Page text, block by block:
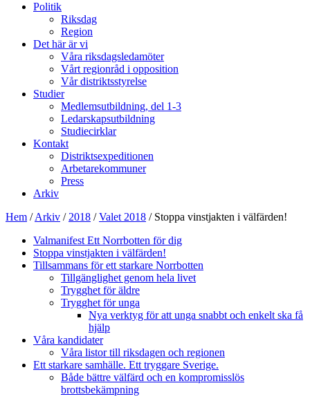
Politik
Riksdag
Region
Det här är vi
Våra riksdagsledamöter
Vårt regionråd i opposition
Vår distriktsstyrelse
Studier
Medlemsutbildning, del 1-3
Ledarskapsutbildning
Studiecirklar
Kontakt
Distriktsexpeditionen
Arbetarekommuner
Press
Arkiv
Hem /Arkiv / 2018 /Valet 2018 / Stoppa vinstjakten i välfärden!
Valmanifest Ett Norrbotten för dig
Stoppa vinstjakten i välfärden!
Tillsammans för ett starkare Norrbotten
Tillgänglighet genom hela livet
Trygghet för äldre
Trygghet för unga
Nya verktyg för att unga snabbt och enkelt ska få
hjälp
Våra kandidater
Våra listor till riksdagen och regionen
Ett starkare samhälle. Ett tryggare Sverige.
Både bättre välfärd och en kompromisslös
brottsbekämpning